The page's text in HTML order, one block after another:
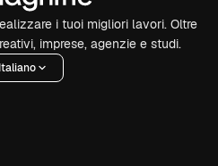
i tuoi migliori lavori. Oltre
imprese, agenzie e studi.
Italiano